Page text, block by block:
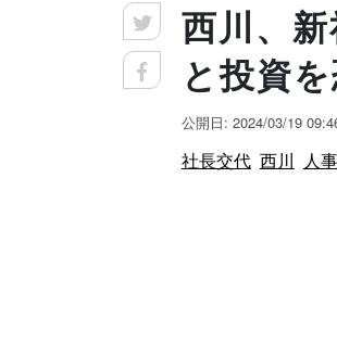
西川、
と投資
公開日: 2024/03/19
社長交代 西川 人事